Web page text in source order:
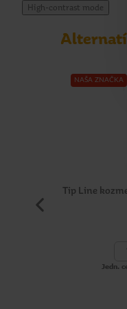
používaní
aby naša
ZTR
High-contrast mode
NAŠA ZNAČKA
Tip Line
Jedn.